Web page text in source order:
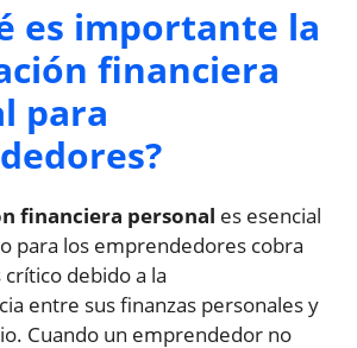
es importante la
financiera
para
financiera personal es esencial
para los emprendedores cobra
debido a la
entre sus finanzas personales y
Cuando un emprendedor no